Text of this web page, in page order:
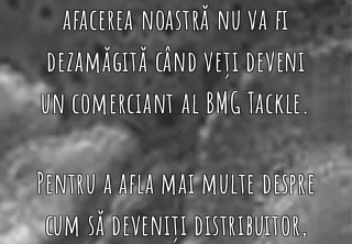
afacerea noastră nu va fi
dezamăgită când veți deveni
un comerciant al BMG Tackle.
Pentru a afla mai multe despre
cum să deveniți distribuitor,